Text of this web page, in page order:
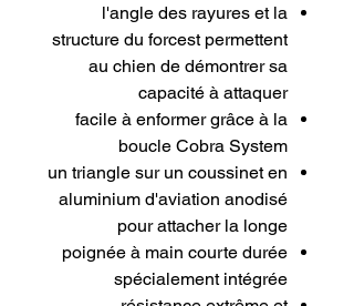
l'angle des rayures et la
structure du forcest permettent
au chien de démontrer sa
capacité à attaquer
facile à enformer grâce à la
boucle Cobra System
un triangle sur un coussinet en
aluminium d'aviation anodisé
pour attacher la longe
poignée à main courte durée
spécialement intégrée